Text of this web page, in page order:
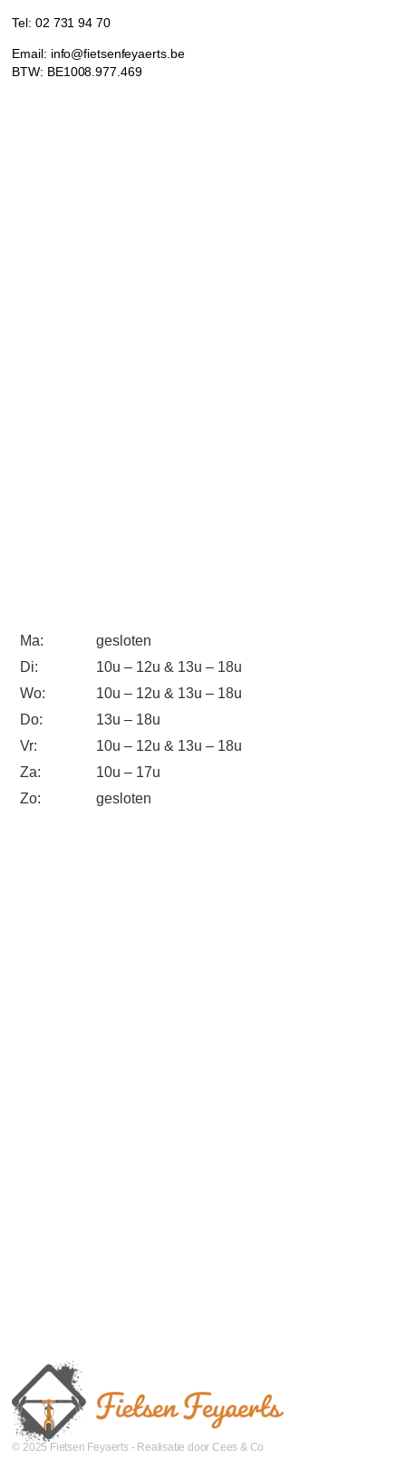
© 2025 Fietsen Feyaerts - Realisatie door Cees & Co
Ma:
gesloten
Di:
10u – 12u & 13u – 18u
Wo:
10u – 12u & 13u – 18u
Do:
13u – 18u
Vr:
10u – 12u & 13u – 18u
Za:
10u – 17u
Zo:
gesloten
Tel: 02 731 94 70
Email: info@fietsenfeyaerts.be
BTW: BE1008.977.469